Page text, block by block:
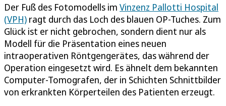
Der Fuß des Fotomodells im Vinzenz Pallotti Hospital
(VPH) ragt durch das Loch des blauen OP-Tuches. Zum
Glück ist er nicht gebrochen, sondern dient nur als
Modell für die Präsentation eines neuen
intraoperativen Röntgengerätes, das während der
Operation eingesetzt wird. Es ähnelt dem bekannten
Computer-Tomografen, der in Schichten Schnittbilder
von erkrankten Körperteilen des Patienten erzeugt.